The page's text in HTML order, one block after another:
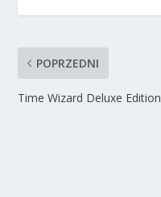
POPRZEDNI
Time Wizard Deluxe Edition